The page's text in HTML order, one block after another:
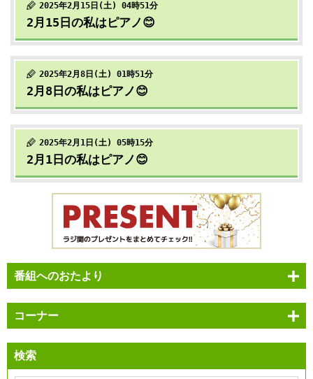
2025年2月15日(土) 04時51分
2月15日の私はピアノ😊
2025年2月8日(土) 01時51分
2月8日の私はピアノ😊
2025年2月1日(土) 05時15分
2月1日の私はピアノ😊
番組へのおたより
コーナー
検索